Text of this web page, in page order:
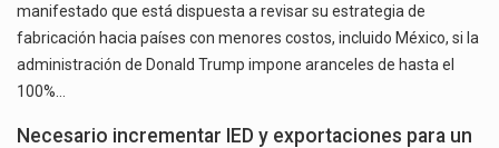
manifestado que está dispuesta a revisar su estrategia de
fabricación hacia países con menores costos, incluido México, si la
administración de Donald Trump impone aranceles de hasta el
100%…
Necesario incrementar IED y exportaciones para un